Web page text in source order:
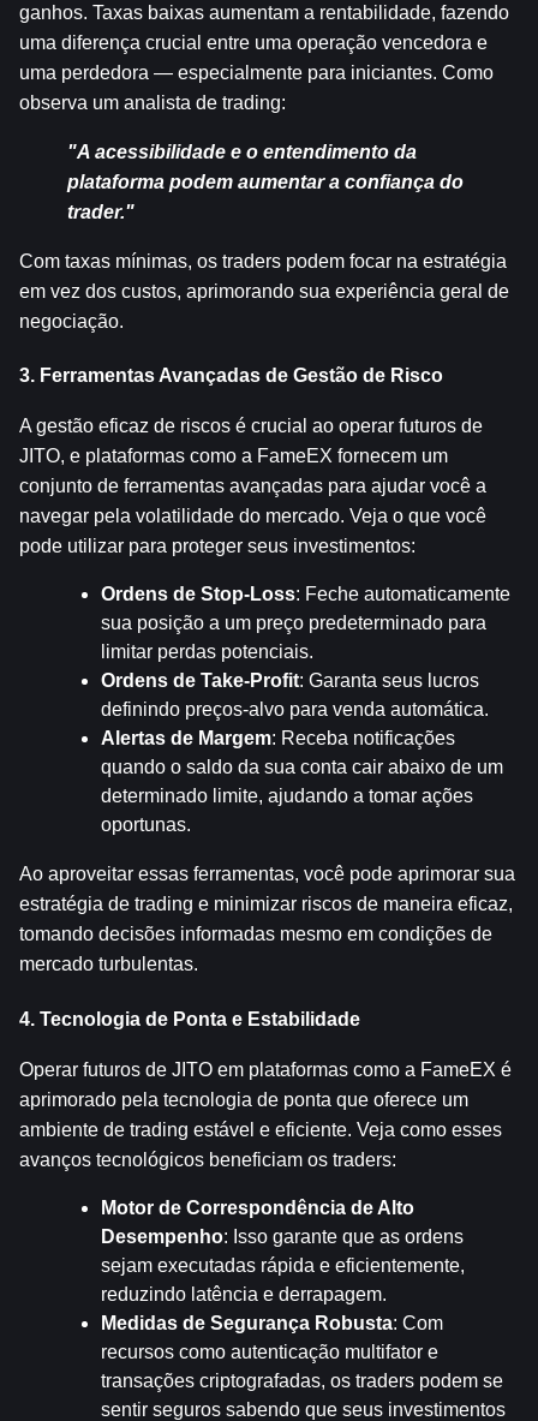
ganhos. Taxas baixas aumentam a rentabilidade, fazendo
uma diferença crucial entre uma operação vencedora e
uma perdedora — especialmente para iniciantes. Como
observa um analista de trading:
"A acessibilidade e o entendimento da
plataforma podem aumentar a confiança do
trader."
Com taxas mínimas, os traders podem focar na estratégia
em vez dos custos, aprimorando sua experiência geral de
negociação.
3. Ferramentas Avançadas de Gestão de Risco
A gestão eficaz de riscos é crucial ao operar futuros de
JITO, e plataformas como a FameEX fornecem um
conjunto de ferramentas avançadas para ajudar você a
navegar pela volatilidade do mercado. Veja o que você
pode utilizar para proteger seus investimentos:
Ordens de Stop-Loss: Feche automaticamente
sua posição a um preço predeterminado para
limitar perdas potenciais.
Ordens de Take-Profit: Garanta seus lucros
definindo preços-alvo para venda automática.
Alertas de Margem: Receba notificações
quando o saldo da sua conta cair abaixo de um
determinado limite, ajudando a tomar ações
oportunas.
Ao aproveitar essas ferramentas, você pode aprimorar sua
estratégia de trading e minimizar riscos de maneira eficaz,
tomando decisões informadas mesmo em condições de
mercado turbulentas.
4. Tecnologia de Ponta e Estabilidade
Operar futuros de JITO em plataformas como a FameEX é
aprimorado pela tecnologia de ponta que oferece um
ambiente de trading estável e eficiente. Veja como esses
avanços tecnológicos beneficiam os traders:
Motor de Correspondência de Alto
Desempenho: Isso garante que as ordens
sejam executadas rápida e eficientemente,
reduzindo latência e derrapagem.
Medidas de Segurança Robusta: Com
recursos como autenticação multifator e
transações criptografadas, os traders podem se
sentir seguros sabendo que seus investimentos